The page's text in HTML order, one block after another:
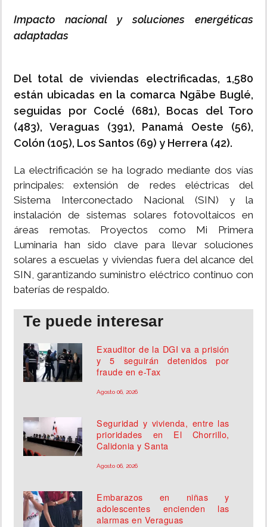
Impacto nacional y soluciones energéticas
adaptadas
Del total de viviendas electrificadas, 1,580
están ubicadas en la comarca Ngäbe Buglé,
seguidas por Coclé (681), Bocas del Toro
(483), Veraguas (391), Panamá Oeste (56),
Colón (105), Los Santos (69) y Herrera (42).
La electrificación se ha logrado mediante dos vías
principales: extensión de redes eléctricas del
Sistema Interconectado Nacional (SIN) y la
instalación de sistemas solares fotovoltaicos en
áreas remotas. Proyectos como Mi Primera
Luminaria han sido clave para llevar soluciones
solares a escuelas y viviendas fuera del alcance del
SIN, garantizando suministro eléctrico continuo con
baterías de respaldo.
Te puede interesar
Exauditor de la DGI va a prisión
y 5 seguirán detenidos por
fraude en e-Tax
Agosto 06, 2026
Seguridad y vivienda, entre las
prioridades en El Chorrillo,
Calidonia y Santa
Agosto 06, 2026
Embarazos en niñas y
adolescentes encienden las
alarmas en Veraguas